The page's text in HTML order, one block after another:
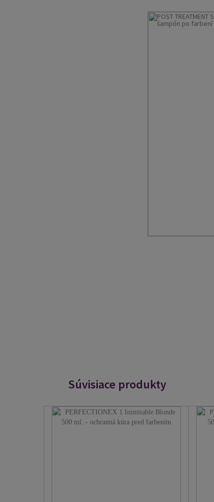
Súvisiace produkty